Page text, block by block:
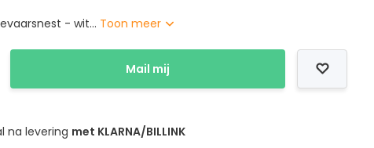
- wit... Toon meer
Mail mij
na levering met KLARNA/BILLINK